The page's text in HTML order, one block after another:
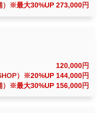
※最大30%UP 273,000円
120,000円
）
※20%UP 144,000円
※最大30%UP 156,000円